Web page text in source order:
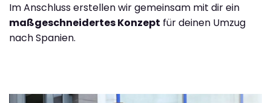
Im Anschluss erstellen wir gemeinsam mit dir ein
maßgeschneidertes Konzept für deinen Umzug
nach Spanien.